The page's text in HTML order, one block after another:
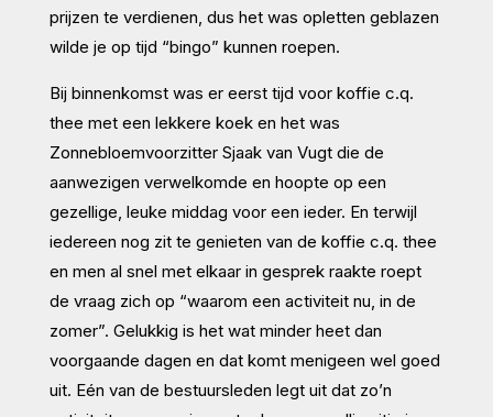
prijzen te verdienen, dus het was opletten geblazen
wilde je op tijd “bingo” kunnen roepen.
Bij binnenkomst was er eerst tijd voor koffie c.q.
thee met een lekkere koek en het was
Zonnebloemvoorzitter Sjaak van Vugt die de
aanwezigen verwelkomde en hoopte op een
gezellige, leuke middag voor een ieder. En terwijl
iedereen nog zit te genieten van de koffie c.q. thee
en men al snel met elkaar in gesprek raakte roept
de vraag zich op “waarom een activiteit nu, in de
zomer”. Gelukkig is het wat minder heet dan
voorgaande dagen en dat komt menigeen wel goed
uit. Eén van de bestuursleden legt uit dat zo’n